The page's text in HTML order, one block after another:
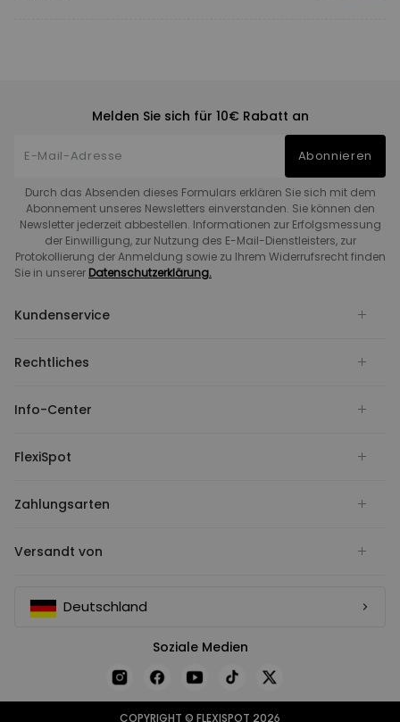
Melden Sie sich für 10€ Rabatt an
Abonnieren
Durch das Absenden dieses Formulars erklären Sie sich mit dem
Abonnement unseres Newsletters einverstanden. Sie können den
Newsletter jederzeit abbestellen. Informationen zur Erfolgsmessung
der Einwilligung, zur Nutzung des E-Mail-Dienstleisters, zur
Protokollierung der Anmeldung sowie zu Ihrem Widerrufsrecht finden
Sie in unserer Datenschutzerklärung.
Kundenservice
Rechtliches
Info-Center
FlexiSpot
Zahlungsarten
Versandt von
Deutschland
Soziale Medien
COPYRIGHT © FLEXISPOT 2026